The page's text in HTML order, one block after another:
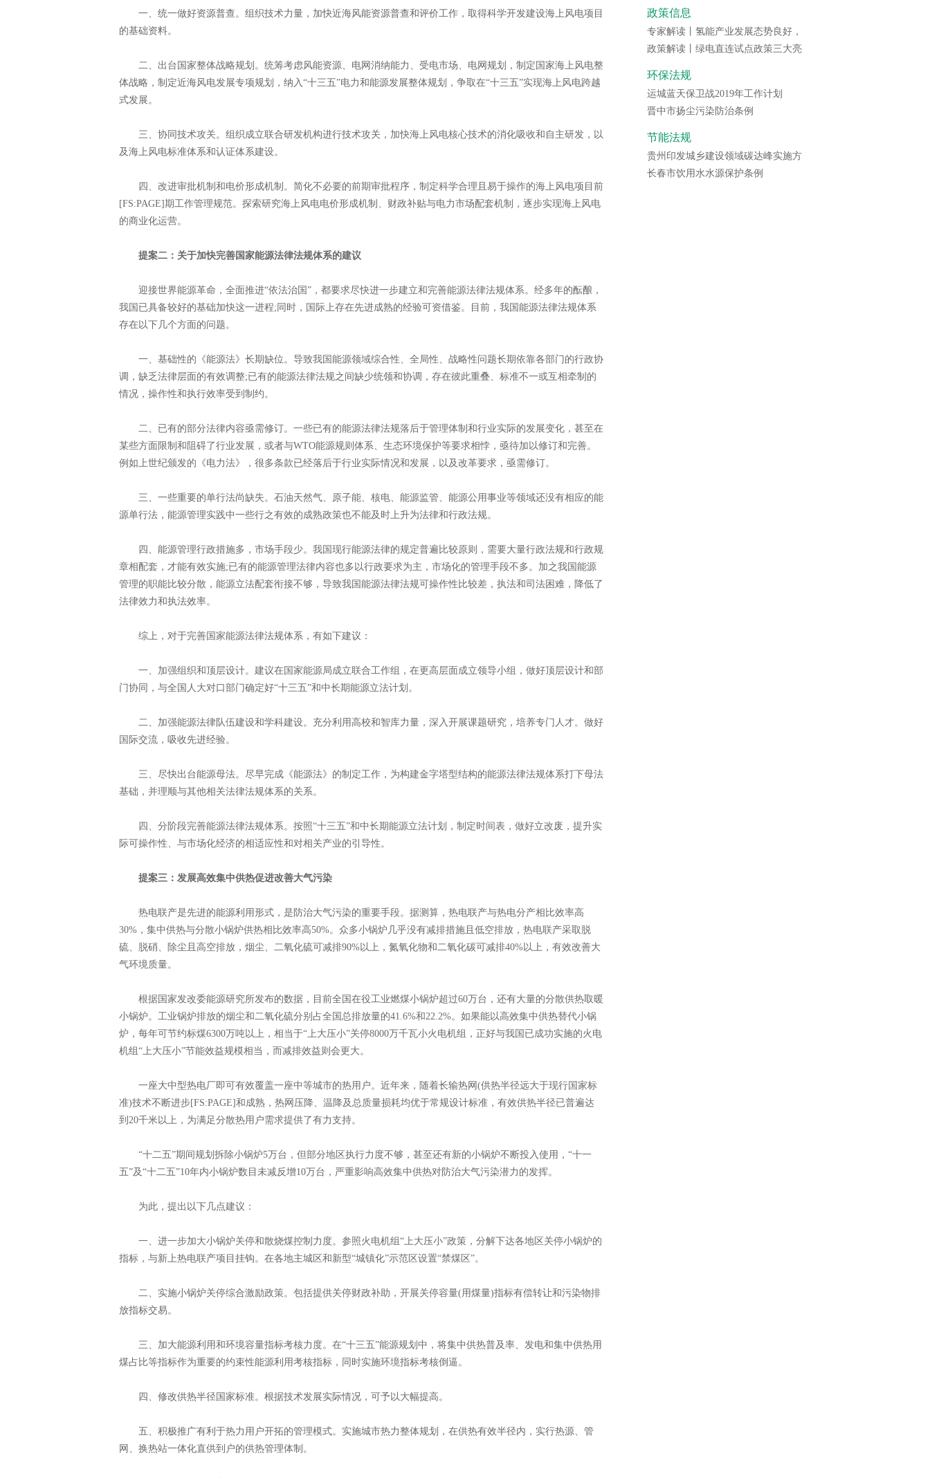
一、统一做好资源普查。组织技术力量，加快近海风能资源普查和评价工作，取得科学开发建设海上风电项目
的基础资料。
二、出台国家整体战略规划。统筹考虑风能资源、电网消纳能力、受电市场、电网规划，制定国家海上风电整
体战略，制定近海风电发展专项规划，纳入“十三五”电力和能源发展整体规划，争取在“十三五”实现海上风电跨越
式发展。
三、协同技术攻关。组织成立联合研发机构进行技术攻关，加快海上风电核心技术的消化吸收和自主研发，以
及海上风电标准体系和认证体系建设。
四、改进审批机制和电价形成机制。简化不必要的前期审批程序，制定科学合理且易于操作的海上风电项目前
[FS:PAGE]期工作管理规范。探索研究海上风电电价形成机制、财政补贴与电力市场配套机制，逐步实现海上风电
的商业化运营。
提案二：关于加快完善国家能源法律法规体系的建议
迎接世界能源革命，全面推进“依法治国”，都要求尽快进一步建立和完善能源法律法规体系。经多年的酝酿，
我国已具备较好的基础加快这一进程;同时，国际上存在先进成熟的经验可资借鉴。目前，我国能源法律法规体系
存在以下几个方面的问题。
一、基础性的《能源法》长期缺位。导致我国能源领域综合性、全局性、战略性问题长期依靠各部门的行政协
调，缺乏法律层面的有效调整;已有的能源法律法规之间缺少统领和协调，存在彼此重叠、标准不一或互相牵制的
情况，操作性和执行效率受到制约。
二、已有的部分法律内容亟需修订。一些已有的能源法律法规落后于管理体制和行业实际的发展变化，甚至在
某些方面限制和阻碍了行业发展，或者与WTO能源规则体系、生态环境保护等要求相悖，亟待加以修订和完善。
例如上世纪颁发的《电力法》，很多条款已经落后于行业实际情况和发展，以及改革要求，亟需修订。
三、一些重要的单行法尚缺失。石油天然气、原子能、核电、能源监管、能源公用事业等领域还没有相应的能
源单行法，能源管理实践中一些行之有效的成熟政策也不能及时上升为法律和行政法规。
四、能源管理行政措施多，市场手段少。我国现行能源法律的规定普遍比较原则，需要大量行政法规和行政规
章相配套，才能有效实施;已有的能源管理法律内容也多以行政要求为主，市场化的管理手段不多。加之我国能源
管理的职能比较分散，能源立法配套衔接不够，导致我国能源法律法规可操作性比较差，执法和司法困难，降低了
法律效力和执法效率。
综上，对于完善国家能源法律法规体系，有如下建议：
一、加强组织和顶层设计。建议在国家能源局成立联合工作组，在更高层面成立领导小组，做好顶层设计和部
门协同，与全国人大对口部门确定好“十三五”和中长期能源立法计划。
二、加强能源法律队伍建设和学科建设。充分利用高校和智库力量，深入开展课题研究，培养专门人才。做好
国际交流，吸收先进经验。
三、尽快出台能源母法。尽早完成《能源法》的制定工作，为构建金字塔型结构的能源法律法规体系打下母法
基础，并理顺与其他相关法律法规体系的关系。
四、分阶段完善能源法律法规体系。按照“十三五”和中长期能源立法计划，制定时间表，做好立改废，提升实
际可操作性、与市场化经济的相适应性和对相关产业的引导性。
提案三：发展高效集中供热促进改善大气污染
热电联产是先进的能源利用形式，是防治大气污染的重要手段。据测算，热电联产与热电分产相比效率高
30%，集中供热与分散小锅炉供热相比效率高50%。众多小锅炉几乎没有减排措施且低空排放，热电联产采取脱
硫、脱硝、除尘且高空排放，烟尘、二氧化硫可减排90%以上，氮氧化物和二氧化碳可减排40%以上，有效改善大
气环境质量。
根据国家发改委能源研究所发布的数据，目前全国在役工业燃煤小锅炉超过60万台，还有大量的分散供热取暖
小锅炉。工业锅炉排放的烟尘和二氧化硫分别占全国总排放量的41.6%和22.2%。如果能以高效集中供热替代小锅
炉，每年可节约标煤6300万吨以上，相当于“上大压小”关停8000万千瓦小火电机组，正好与我国已成功实施的火电
机组“上大压小”节能效益规模相当，而减排效益则会更大。
一座大中型热电厂即可有效覆盖一座中等城市的热用户。近年来，随着长输热网(供热半径远大于现行国家标
准)技术不断进步[FS:PAGE]和成熟，热网压降、温降及总质量损耗均优于常规设计标准，有效供热半径已普遍达
到20千米以上，为满足分散热用户需求提供了有力支持。
“十二五”期间规划拆除小锅炉5万台，但部分地区执行力度不够，甚至还有新的小锅炉不断投入使用，“十一
五”及“十二五”10年内小锅炉数目未减反增10万台，严重影响高效集中供热对防治大气污染潜力的发挥。
为此，提出以下几点建议：
一、进一步加大小锅炉关停和散烧煤控制力度。参照火电机组“上大压小”政策，分解下达各地区关停小锅炉的
指标，与新上热电联产项目挂钩。在各地主城区和新型“城镇化”示范区设置“禁煤区”。
二、实施小锅炉关停综合激励政策。包括提供关停财政补助，开展关停容量(用煤量)指标有偿转让和污染物排
放指标交易。
三、加大能源利用和环境容量指标考核力度。在“十三五”能源规划中，将集中供热普及率、发电和集中供热用
煤占比等指标作为重要的约束性能源利用考核指标，同时实施环境指标考核倒逼。
四、修改供热半径国家标准。根据技术发展实际情况，可予以大幅提高。
五、积极推广有利于热力用户开拓的管理模式。实施城市热力整体规划，在供热有效半径内，实行热源、管
网、换热站一体化直供到户的供热管理体制。
政策信息
专家解读丨氢能产业发展态势良好，
政策解读丨绿电直连试点政策三大亮
环保法规
运城蓝天保卫战2019年工作计划
晋中市扬尘污染防治条例
节能法规
贵州印发城乡建设领域碳达峰实施方
长春市饮用水水源保护条例